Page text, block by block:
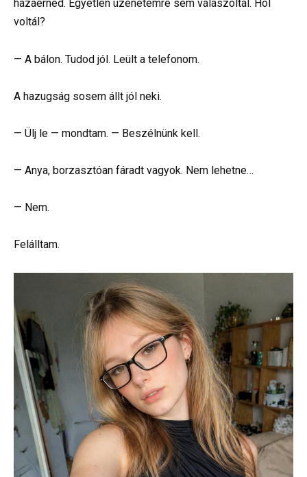
hazaérned. Egyetlen üzenetemre sem válaszoltál. Hol
voltál?
— A bálon. Tudod jól. Leült a telefonom.
A hazugság sosem állt jól neki.
— Ülj le — mondtam. — Beszélnünk kell.
— Anya, borzasztóan fáradt vagyok. Nem lehetne…
— Nem.
Felálltam.